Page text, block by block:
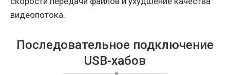
видеопотока.
Последовательное подключение
USB-хабов